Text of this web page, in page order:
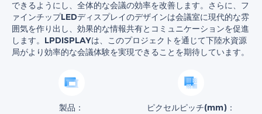
できるようにし、全体的な会議の効率を改善します。さらに、フ
ァインチップLEDディスプレイのデザインは会議室に現代的な雰
囲気を作り出し、効果的な情報共有とコミュニケーションを促進
します。LPDISPLAYは、このプロジェクトを通じて下陸水資源
局がより効率的な会議体験を実現できることを期待しています。
製品：
ピクセルピッチ(mm)：